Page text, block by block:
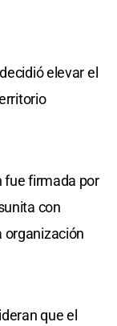
elevar el
fue firmada por
con
organización
que el